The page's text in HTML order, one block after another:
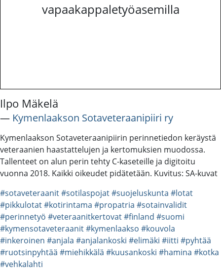
vapaakappaletyöasemilla
Ilpo Mäkelä
― Kymenlaakson Sotaveteraanipiiri ry
Kymenlaakson Sotaveteraanipiirin perinnetiedon keräystä
veteraanien haastattelujen ja kertomuksien muodossa.
Tallenteet on alun perin tehty C-kaseteille ja digitoitu
vuonna 2018. Kaikki oikeudet pidätetään. Kuvitus: SA-kuvat
#sotaveteraanit#sotilaspojat#suojeluskunta #lotat
#pikkulotat#kotirintama #propatria #sotainvalidit
#perinnetyö #veteraanitkertovat#finland #suomi
#kymensotaveteraanit#kymenlaakso #kouvola
#inkeroinen #anjala #anjalankoski #elimäki #iitti #pyhtää
#ruotsinpyhtää #miehikkälä #kuusankoski #hamina #kotka
#vehkalahti